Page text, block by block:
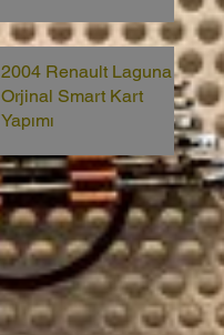
2004 Renault Laguna 2
Orjinal Smart Kart
Yapımı